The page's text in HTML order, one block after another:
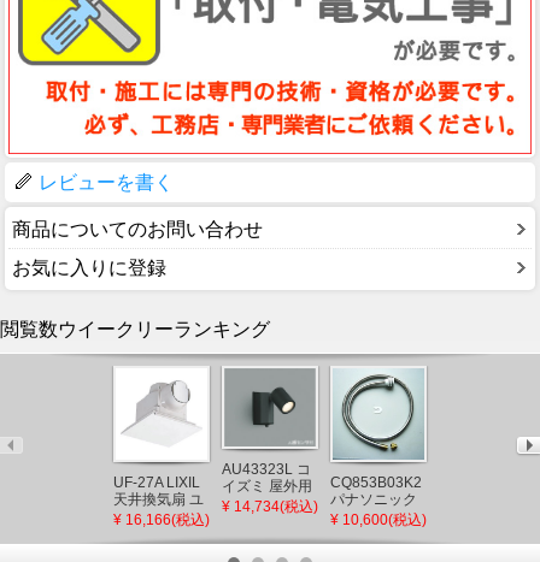
レビューを書く
商品についてのお問い合わせ
お気に入りに登録
閲覧数ウイークリーランキング
UF-27A LIXIL
天井換気扇 ユ
ニットバス用
¥ 16,166(税込)
AU43323L コ
イズミ 屋外用
スポットライ
ト LED（電球
色） センサー
¥ 14,734(税込)
CQ853B03K2
パナソニック
シャワーホー
¥ 10,600(税込)
似品)